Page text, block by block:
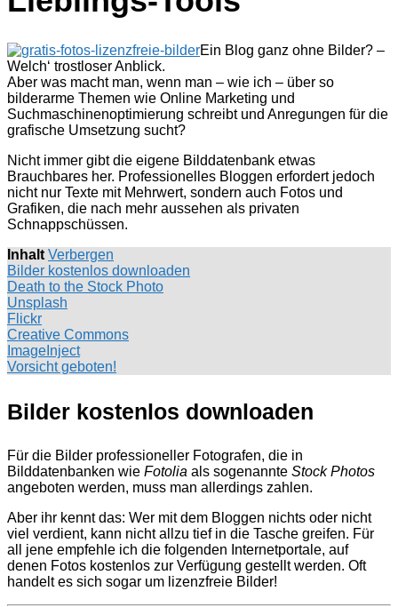
Ein Blog ganz ohne Bilder? –
Welch‘ trostloser Anblick.
Aber was macht man, wenn man – wie ich – über so
bilderarme Themen wie Online Marketing und
Suchmaschinenoptimierung schreibt und Anregungen für die
grafische Umsetzung sucht?
Nicht immer gibt die eigene Bilddatenbank etwas
Brauchbares her. Professionelles Bloggen erfordert jedoch
nicht nur Texte mit Mehrwert, sondern auch Fotos und
Grafiken, die nach mehr aussehen als privaten
Schnappschüssen.
Inhalt Verbergen
Bilder kostenlos downloaden
Death to the Stock Photo
Unsplash
Flickr
Creative Commons
ImageInject
Vorsicht geboten!
Bilder kostenlos downloaden
Für die Bilder professioneller Fotografen, die in
Bilddatenbanken wie Fotolia als sogenannte Stock Photos
angeboten werden, muss man allerdings zahlen.
Aber ihr kennt das: Wer mit dem Bloggen nichts oder nicht
viel verdient, kann nicht allzu tief in die Tasche greifen. Für
all jene empfehle ich die folgenden Internetportale, auf
denen Fotos kostenlos zur Verfügung gestellt werden. Oft
handelt es sich sogar um lizenzfreie Bilder!